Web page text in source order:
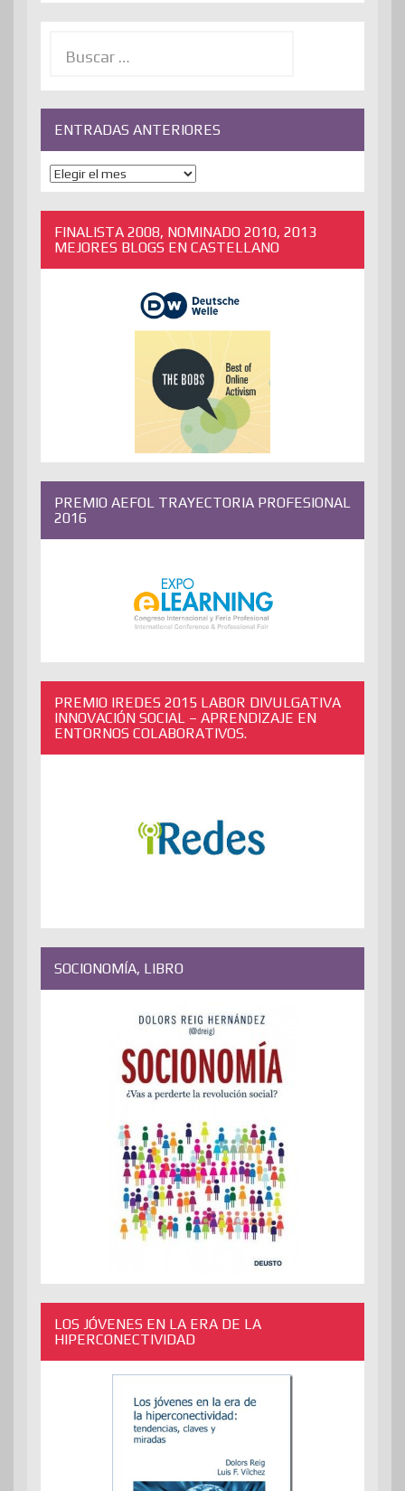
ENTRADAS ANTERIORES
ENTRADAS
ANTERIORES
FINALISTA 2008, NOMINADO 2010, 2013
MEJORES BLOGS EN CASTELLANO
PREMIO AEFOL TRAYECTORIA PROFESIONAL
2016
PREMIO IREDES 2015 LABOR DIVULGATIVA
INNOVACIÓN SOCIAL – APRENDIZAJE EN
ENTORNOS COLABORATIVOS.
SOCIONOMÍA, LIBRO
LOS JÓVENES EN LA ERA DE LA
HIPERCONECTIVIDAD